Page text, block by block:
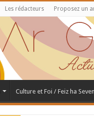
Les rédacteurs Proposez un
Culture et Foi / Feiz ha